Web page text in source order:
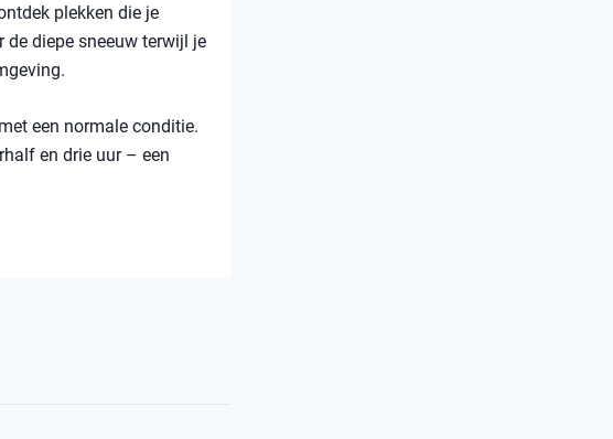
plekken die je
diepe sneeuw terwijl je
een normale conditie.
en drie uur – een